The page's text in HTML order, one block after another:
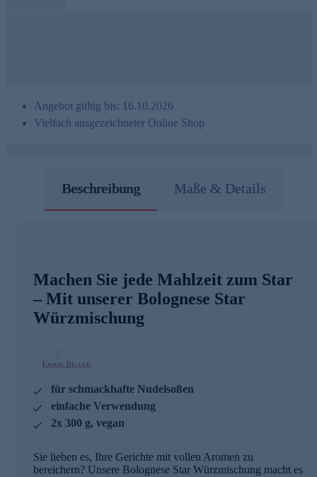
Angebot gültig bis: 16.10.2026
Vielfach ausgezeichneter Online Shop
Beschreibung Maße & Details
Machen Sie jede Mahlzeit zum Star
– Mit unserer Bolognese Star
Würzmischung
für schmackhafte Nudelsoßen
einfache Verwendung
2x 300 g, vegan
Sie lieben es, Ihre Gerichte mit vollen Aromen zu
bereichern? Unsere Bolognese Star Würzmischung macht es